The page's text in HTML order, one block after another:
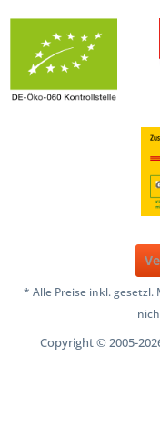
* Alle Preise inkl.
Copyright © 2005-